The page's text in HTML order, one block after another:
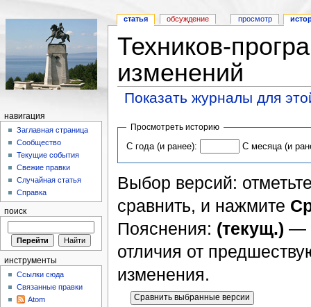
Техников-
изменений
Показать журналы для
Просмотреть историю
С года (и ранее): С месяца (и
Выбор версий:
сравнить, и нажмите
Пояснения: (текущ.) —
отличия от
изменения.
статья обсуждение просмотр
навигация
Заглавная страница
Сообщество
Текущие события
Свежие правки
Случайная статья
Справка
поиск
инструменты
Ссылки сюда
Связанные правки
Atom